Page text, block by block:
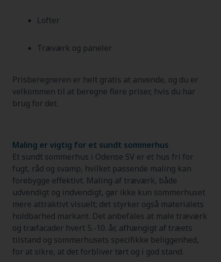
Lofter
Træværk og paneler
Prisberegneren er helt gratis at anvende, og du er
velkommen til at beregne flere priser, hvis du har
brug for det.
Maling er vigtig for et sundt sommerhus
Et sundt sommerhus i Odense SV er et hus fri for
fugt, råd og svamp, hvilket passende maling kan
forebygge effektivt. Maling af træværk, både
udvendigt og indvendigt, gør ikke kun sommerhuset
mere attraktivt visuelt; det styrker også materialets
holdbarhed markant. Det anbefales at male træværk
og træfacader hvert 5.-10. år, afhængigt af træets
tilstand og sommerhusets specifikke beliggenhed,
for at sikre, at det forbliver tørt og i god stand.